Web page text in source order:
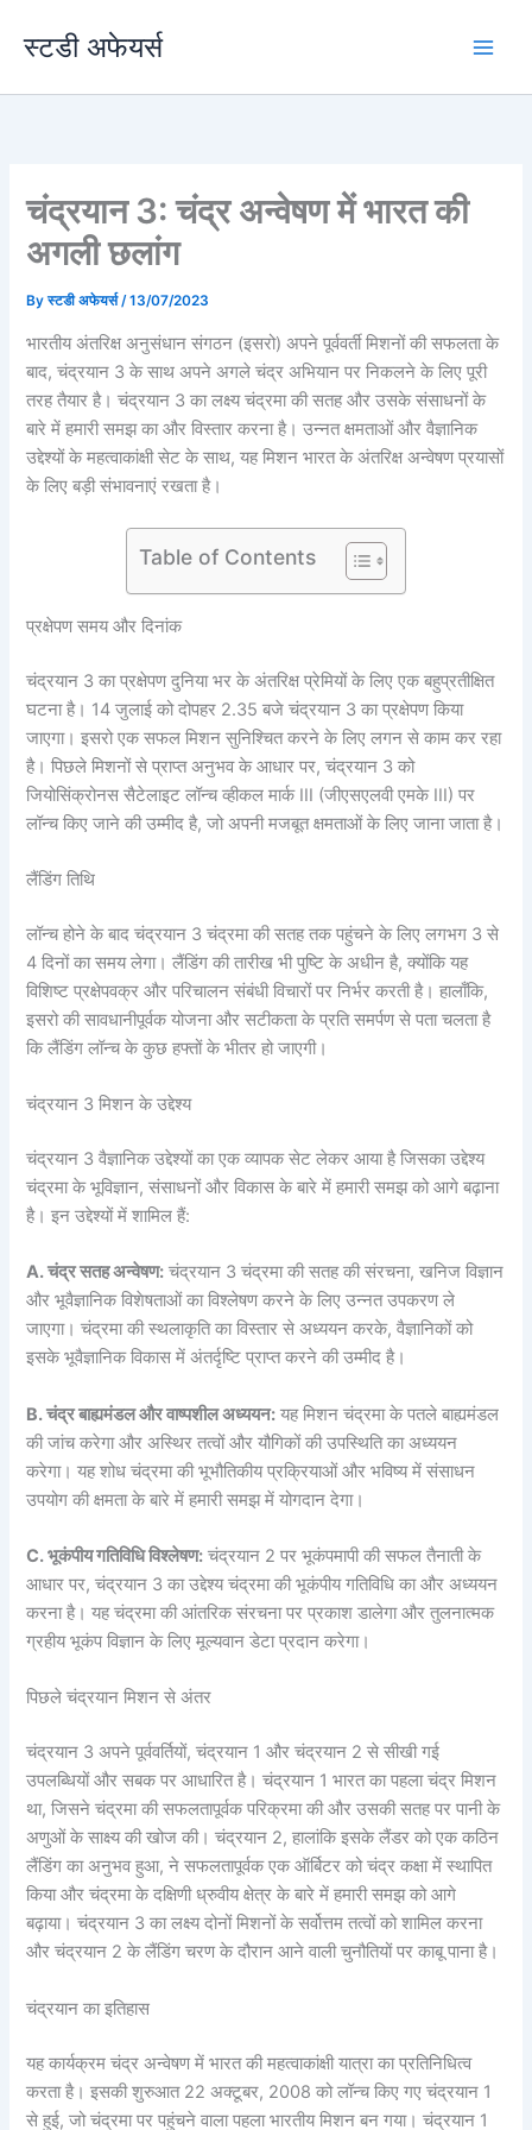
स्टडी अफेयर्स
चंद्रयान 3: चंद्र अन्वेषण में भारत की
अगली छलांग
Byस्टडी अफेयर्स/13/07/2023
भारतीय अंतरिक्ष अनुसंधान संगठन (इसरो) अपने पूर्ववर्ती मिशनों की सफलता के
बाद, चंद्रयान 3 के साथ अपने अगले चंद्र अभियान पर निकलने के लिए पूरी
तरह तैयार है। चंद्रयान 3 का लक्ष्य चंद्रमा की सतह और उसके संसाधनों के
बारे में हमारी समझ का और विस्तार करना है। उन्नत क्षमताओं और वैज्ञानिक
उद्देश्यों के महत्वाकांक्षी सेट के साथ, यह मिशन भारत के अंतरिक्ष अन्वेषण प्रयासों
के लिए बड़ी संभावनाएं रखता है।
Table of Contents
प्रक्षेपण समय और दिनांक
चंद्रयान 3 का प्रक्षेपण दुनिया भर के अंतरिक्ष प्रेमियों के लिए एक बहुप्रतीक्षित
घटना है। 14 जुलाई को दोपहर 2.35 बजे चंद्रयान 3 का प्रक्षेपण किया
जाएगा। इसरो एक सफल मिशन सुनिश्चित करने के लिए लगन से काम कर रहा
है। पिछले मिशनों से प्राप्त अनुभव के आधार पर, चंद्रयान 3 को
जियोसिंक्रोनस सैटेलाइट लॉन्च व्हीकल मार्क III (जीएसएलवी एमके III) पर
लॉन्च किए जाने की उम्मीद है, जो अपनी मजबूत क्षमताओं के लिए जाना जाता है।
लैंडिंग तिथि
लॉन्च होने के बाद चंद्रयान 3 चंद्रमा की सतह तक पहुंचने के लिए लगभग 3 से
4 दिनों का समय लेगा। लैंडिंग की तारीख भी पुष्टि के अधीन है, क्योंकि यह
विशिष्ट प्रक्षेपवक्र और परिचालन संबंधी विचारों पर निर्भर करती है। हालाँकि,
इसरो की सावधानीपूर्वक योजना और सटीकता के प्रति समर्पण से पता चलता है
कि लैंडिंग लॉन्च के कुछ हफ्तों के भीतर हो जाएगी।
चंद्रयान 3 मिशन के उद्देश्य
चंद्रयान 3 वैज्ञानिक उद्देश्यों का एक व्यापक सेट लेकर आया है जिसका उद्देश्य
चंद्रमा के भूविज्ञान, संसाधनों और विकास के बारे में हमारी समझ को आगे बढ़ाना
है। इन उद्देश्यों में शामिल हैं:
A. चंद्र सतह अन्वेषण: चंद्रयान 3 चंद्रमा की सतह की संरचना, खनिज विज्ञान
और भूवैज्ञानिक विशेषताओं का विश्लेषण करने के लिए उन्नत उपकरण ले
जाएगा। चंद्रमा की स्थलाकृति का विस्तार से अध्ययन करके, वैज्ञानिकों को
इसके भूवैज्ञानिक विकास में अंतर्दृष्टि प्राप्त करने की उम्मीद है।
B. चंद्र बाह्यमंडल और वाष्पशील अध्ययन: यह मिशन चंद्रमा के पतले बाह्यमंडल
की जांच करेगा और अस्थिर तत्वों और यौगिकों की उपस्थिति का अध्ययन
करेगा। यह शोध चंद्रमा की भूभौतिकीय प्रक्रियाओं और भविष्य में संसाधन
उपयोग की क्षमता के बारे में हमारी समझ में योगदान देगा।
C. भूकंपीय गतिविधि विश्लेषण: चंद्रयान 2 पर भूकंपमापी की सफल तैनाती के
आधार पर, चंद्रयान 3 का उद्देश्य चंद्रमा की भूकंपीय गतिविधि का और अध्ययन
करना है। यह चंद्रमा की आंतरिक संरचना पर प्रकाश डालेगा और तुलनात्मक
ग्रहीय भूकंप विज्ञान के लिए मूल्यवान डेटा प्रदान करेगा।
पिछले चंद्रयान मिशन से अंतर
चंद्रयान 3 अपने पूर्ववर्तियों, चंद्रयान 1 और चंद्रयान 2 से सीखी गई
उपलब्धियों और सबक पर आधारित है। चंद्रयान 1 भारत का पहला चंद्र मिशन
था, जिसने चंद्रमा की सफलतापूर्वक परिक्रमा की और उसकी सतह पर पानी के
अणुओं के साक्ष्य की खोज की। चंद्रयान 2, हालांकि इसके लैंडर को एक कठिन
लैंडिंग का अनुभव हुआ, ने सफलतापूर्वक एक ऑर्बिटर को चंद्र कक्षा में स्थापित
किया और चंद्रमा के दक्षिणी ध्रुवीय क्षेत्र के बारे में हमारी समझ को आगे
बढ़ाया। चंद्रयान 3 का लक्ष्य दोनों मिशनों के सर्वोत्तम तत्वों को शामिल करना
और चंद्रयान 2 के लैंडिंग चरण के दौरान आने वाली चुनौतियों पर काबू पाना है।
चंद्रयान का इतिहास
यह कार्यक्रम चंद्र अन्वेषण में भारत की महत्वाकांक्षी यात्रा का प्रतिनिधित्व
करता है। इसकी शुरुआत 22 अक्टूबर, 2008 को लॉन्च किए गए चंद्रयान 1
से हुई, जो चंद्रमा पर पहुंचने वाला पहला भारतीय मिशन बन गया। चंद्रयान 1